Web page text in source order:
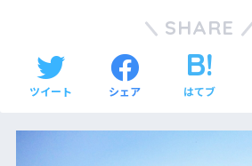
SHARE
ツイート シェア はてブ